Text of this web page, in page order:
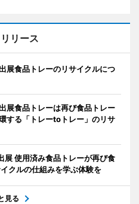
リース
展食品トレーのリサイクルにつ
展食品トレーは再び食品トレー
する「トレーtoトレー」のリサ
展 使用済み食品トレーが再び食
クルの仕組みを学ぶ体験を
見る